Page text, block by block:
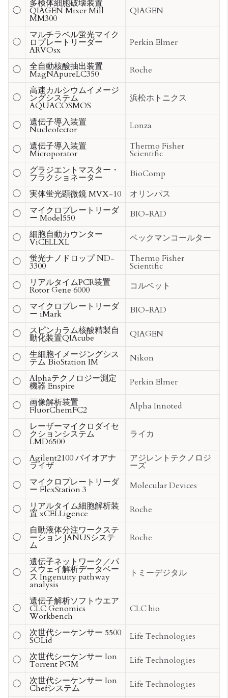
◯
多検体細胞破壊装置
QIAGEN Mixer Mill
MM300
QIAGEN
◯
マルチラベル蛍光マイク
ロプレートリーダー
ARVOsx
Perkin Elmer
◯ 全自動核酸抽出装置
MagNApureLC350 Roche
◯
高速カルシウムイメージ
ングシステム
AQUACOSMOS
浜松ホトニクス
◯ 遺伝子導入装置
Nucleofector Lonza
◯ 遺伝子導入装置
Microporator
Thermo Fisher
Scientific
◯
グラジエントマスター・
フラクショネーター
BioComp
◯
実体蛍光顕微鏡 MVX-10
オリンパス
◯
マイクロプレートリーダ
ー Model550 BIO-RAD
◯ 細胞自動カウンター
ViCELLXL ベックマンコールター
◯ 蛍光ナノドロップ ND-
3300
Thermo Fisher
Scientific
◯
リアルタイムPCR装置
Rotor Gene 6000 コルベット
◯ マイクロプレートリーダ
ー iMark BIO-RAD
◯ スピンカラム核酸精製自
動化装置QIAcube QIAGEN
◯ 生細胞イメージングシス
テム BioStation IM Nikon
◯ Alphaテクノロジー測定
機器 Enspire Perkin Elmer
◯ 画像解析装置
FluorChemFC2 Alpha Innoted
◯
レーザーマイクロダイセ
クションシステム
LMD6500
ライカ
◯ Agilent2100 バイオアナ
ライザ
アジレントテクノロジ
ーズ
◯
マイクロプレートリーダ
ー FlexStation 3 Molecular Devices
◯ リアルタイム細胞解析装
置 xCELLigence Roche
◯
自動液体分注ワークステ
ーション JANUSシステ
ム
Roche
◯
遺伝子ネットワーク／パ
スウェイ解析データベー
ス Ingenuity pathway
analysis
トミーデジタル
◯
遺伝子解析ソフトウエア
CLC Genomics
Workbench
CLC bio
◯ 次世代シーケンサー 5500
SOLid Life Technologies
◯ 次世代シーケンサー Ion
Torrent PGM Life Technologies
◯ 次世代シーケンサー Ion
Chefシステム Life Technologies